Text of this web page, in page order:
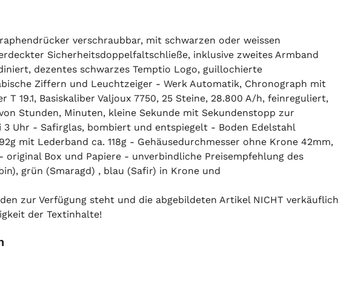
verschraubbar, mit schwarzen oder weissen
Sicherheitsdoppelfaltschließe, inklusive zweites Armband
dezentes schwarzes Temptio Logo, guillochierte
Ziffern und Leuchtzeiger - Werk Automatik, Chronograph mit
19.1, Basiskaliber Valjoux 7750, 25 Steine, 28.800 A/h, feinreguliert,
Stunden, Minuten, kleine Sekunde mit Sekundenstopp zur
Uhr - Safirglas, bombiert und entspiegelt - Boden Edelstahl
mit Lederband ca. 118g - Gehäusedurchmesser ohne Krone 42mm,
original Box und Papiere - unverbindliche Preisempfehlung des
grün (Smaragd) , blau (Safir) in Krone und
zur Verfügung steht und die abgebildeten Artikel NICHT verkäuflich
der Textinhalte!